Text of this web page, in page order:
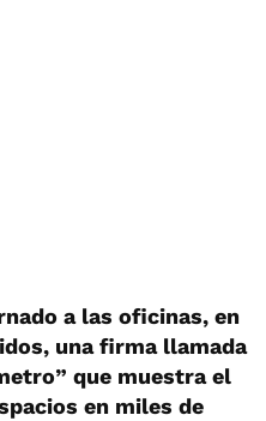
a las oficinas, en
una firma llamada
que muestra el
en miles de